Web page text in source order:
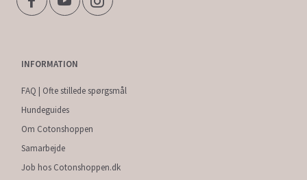
INFORMATION
FAQ | Ofte stillede spørgsmål
Hundeguides
Om Cotonshoppen
Samarbejde
Job hos Cotonshoppen.dk